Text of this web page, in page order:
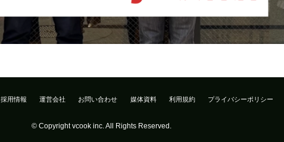
採用情報 運営会社 お問い合わせ 媒体資料 利用規約 プライバシーポリシー
© Copyright vcook inc. All Rights Reserved.